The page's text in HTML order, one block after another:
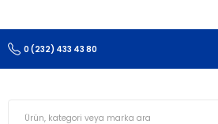
0 (232) 433 43 80